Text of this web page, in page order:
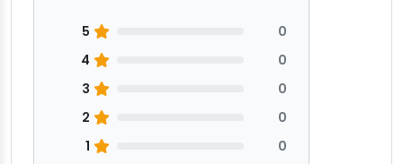
5
0
4
0
3
0
2
0
1
0